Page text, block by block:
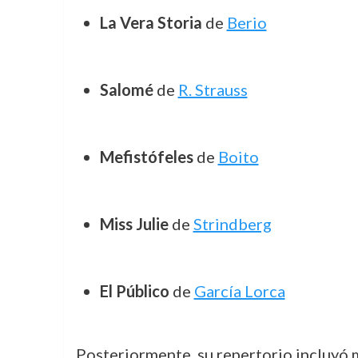
La Vera Storia de Berio
Saloméde R. Strauss
Mefistófelesde Boito
Miss Juliede Strindberg
El Público de García Lorca
Posteriormente, su repertorio incluyó